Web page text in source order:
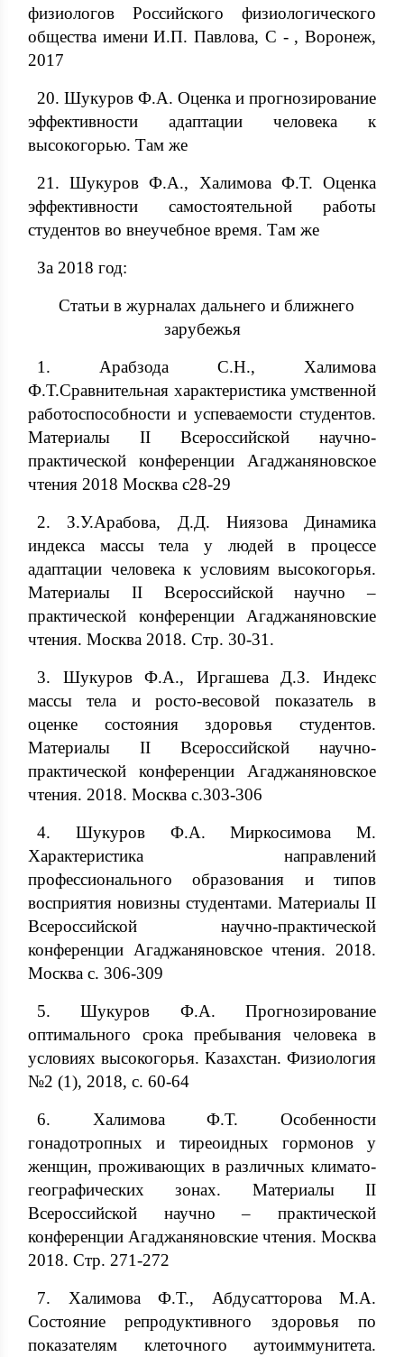
физиологов Российского физиологического
общества имени И.П. Павлова, С - , Воронеж,
2017
20. Шукуров Ф.А. Оценка и прогнозирование
эффективности адаптации человека к
высокогорью. Там же
21. Шукуров Ф.А., Халимова Ф.Т. Оценка
эффективности самостоятельной работы
студентов во внеучебное время. Там же
За 2018 год:
Статьи в журналах дальнего и ближнего
зарубежья
1. Арабзода С.Н., Халимова
Ф.Т.Сравнительная характеристика умственной
работоспособности и успеваемости студентов.
Материалы II Всероссийской научно-
практической конференции Агаджаняновское
чтения 2018 Москва с28-29
2. З.У.Арабова, Д.Д. Ниязова Динамика
индекса массы тела у людей в процессе
адаптации человека к условиям высокогорья.
Материалы II Всероссийской научно –
практической конференции Агаджаняновские
чтения. Москва 2018. Стр. 30-31.
3. Шукуров Ф.А., Иргашева Д.З. Индекс
массы тела и росто-весовой показатель в
оценке состояния здоровья студентов.
Материалы II Всероссийской научно-
практической конференции Агаджаняновское
чтения. 2018. Москва с.303-306
4. Шукуров Ф.А. Миркосимова М.
Характеристика направлений
профессионального образования и типов
восприятия новизны студентами. Материалы II
Всероссийской научно-практической
конференции Агаджаняновское чтения. 2018.
Москва с. 306-309
5. Шукуров Ф.А. Прогнозирование
оптимального срока пребывания человека в
условиях высокогорья. Казахстан. Физиология
№2 (1), 2018, с. 60-64
6. Халимова Ф.Т. Особенности
гонадотропных и тиреоидных гормонов у
женщин, проживающих в различных климато-
географических зонах. Материалы II
Всероссийской научно – практической
конференции Агаджаняновские чтения. Москва
2018. Стр. 271-272
7. Халимова Ф.Т., Абдусатторова М.А.
Состояние репродуктивного здоровья по
показателям клеточного аутоиммунитета.